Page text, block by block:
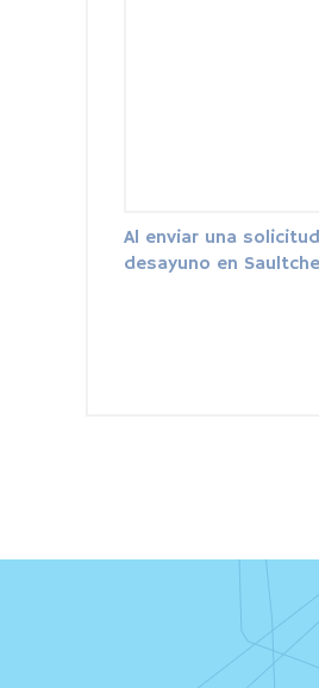
Al enviar una
desayuno en